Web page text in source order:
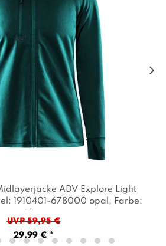
ADV Explore Light
1910401-678000 opal , Farbe:
Blau
UVP 59,95 €
29,99 € *